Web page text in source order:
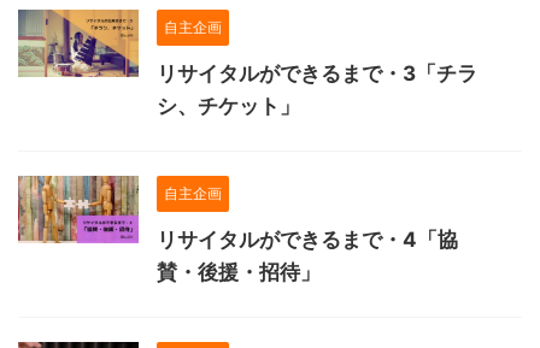
自主企画
リサイタルができるまで・3「チラ
シ、チケット」
自主企画
リサイタルができるまで・4「協
賛・後援・招待」